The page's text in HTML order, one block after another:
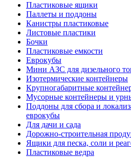
Пластиковые ящики
Паллеты и поддоны
Канистры пластиковые
Листовые пластики
Бочки
Пластиковые емкости
Еврокубы
Мини АЗС для дизельного
Изотермические контейнеры
Крупногабаритные
Мусорные контейнеры и
Поддоны для сбора и
еврокубы
Для дачи и сада
Дорожно-строительная
Ящики для песка, соли и
Пластиковые ведра